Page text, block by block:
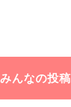
みんなの投稿